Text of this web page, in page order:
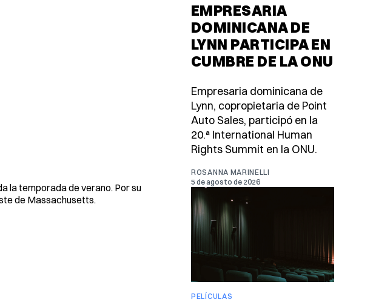
la temporada de verano. Por su
de Massachusetts.
EMPRESARIA
DOMINICANA DE
LYNN PARTICIPA EN
CUMBRE DE LA ONU
Empresaria dominicana de
Lynn, copropietaria de Point
Auto Sales, participó en la
20.ª International Human
Rights Summit en la ONU.
ROSANNA MARINELLI
5 de agosto de 2026
PELÍCULAS